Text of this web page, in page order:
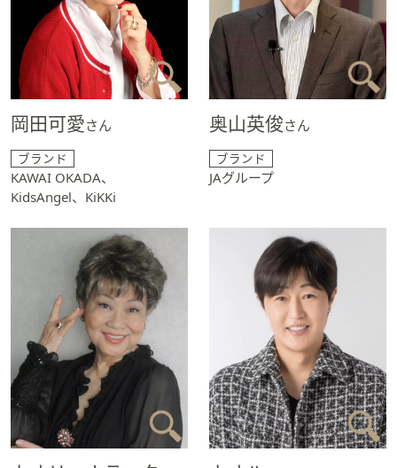
岡田可愛さん
ブランド
KAWAI OKADA、
KidsAngel、KiKKi
奥山英俊さん
ブランド
JAグループ